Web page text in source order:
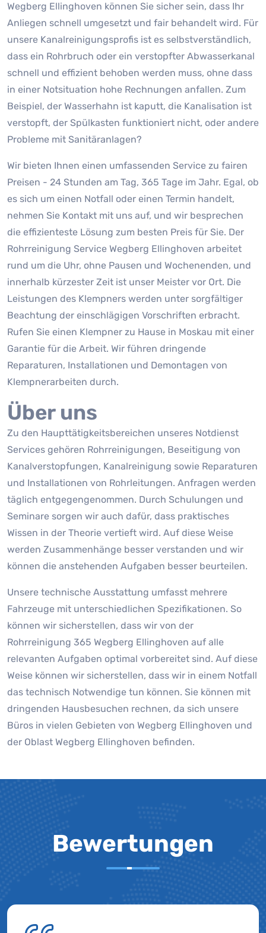
Wegberg Ellinghoven können Sie sicher sein, dass Ihr
Anliegen schnell umgesetzt und fair behandelt wird. Für
unsere Kanalreinigungsprofis ist es selbstverständlich,
dass ein Rohrbruch oder ein verstopfter Abwasserkanal
schnell und effizient behoben werden muss, ohne dass
in einer Notsituation hohe Rechnungen anfallen. Zum
Beispiel, der Wasserhahn ist kaputt, die Kanalisation ist
verstopft, der Spülkasten funktioniert nicht, oder andere
Probleme mit Sanitäranlagen?
Wir bieten Ihnen einen umfassenden Service zu fairen
Preisen - 24 Stunden am Tag, 365 Tage im Jahr. Egal, ob
es sich um einen Notfall oder einen Termin handelt,
nehmen Sie Kontakt mit uns auf, und wir besprechen
die effizienteste Lösung zum besten Preis für Sie. Der
Rohrreinigung Service Wegberg Ellinghoven arbeitet
rund um die Uhr, ohne Pausen und Wochenenden, und
innerhalb kürzester Zeit ist unser Meister vor Ort. Die
Leistungen des Klempners werden unter sorgfältiger
Beachtung der einschlägigen Vorschriften erbracht.
Rufen Sie einen Klempner zu Hause in Moskau mit einer
Garantie für die Arbeit. Wir führen dringende
Reparaturen, Installationen und Demontagen von
Klempnerarbeiten durch.
Über uns
Zu den Haupttätigkeitsbereichen unseres Notdienst
Services gehören Rohrreinigungen, Beseitigung von
Kanalverstopfungen, Kanalreinigung sowie Reparaturen
und Installationen von Rohrleitungen. Anfragen werden
täglich entgegengenommen. Durch Schulungen und
Seminare sorgen wir auch dafür, dass praktisches
Wissen in der Theorie vertieft wird. Auf diese Weise
werden Zusammenhänge besser verstanden und wir
können die anstehenden Aufgaben besser beurteilen.
Unsere technische Ausstattung umfasst mehrere
Fahrzeuge mit unterschiedlichen Spezifikationen. So
können wir sicherstellen, dass wir von der
Rohrreinigung 365 Wegberg Ellinghoven auf alle
relevanten Aufgaben optimal vorbereitet sind. Auf diese
Weise können wir sicherstellen, dass wir in einem Notfall
das technisch Notwendige tun können. Sie können mit
dringenden Hausbesuchen rechnen, da sich unsere
Büros in vielen Gebieten von Wegberg Ellinghoven und
der Oblast Wegberg Ellinghoven befinden.
Bewertungen